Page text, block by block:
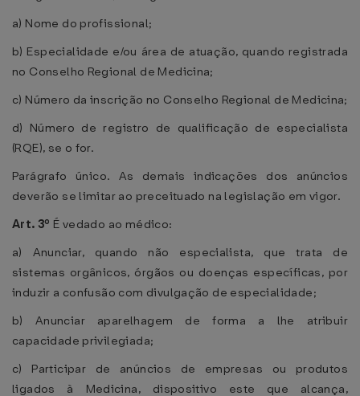
a) Nome do profissional;
b) Especialidade e/ou área de atuação, quando registrada
no Conselho Regional de Medicina;
c) Número da inscrição no Conselho Regional de Medicina;
d) Número de registro de qualificação de especialista
(RQE), se o for.
Parágrafo único. As demais indicações dos anúncios
deverão se limitar ao preceituado na legislação em vigor.
Art. 3º É vedado ao médico:
a) Anunciar, quando não especialista, que trata de
sistemas orgânicos, órgãos ou doenças específicas, por
induzir a confusão com divulgação de especialidade;
b) Anunciar aparelhagem de forma a lhe atribuir
capacidade privilegiada;
c) Participar de anúncios de empresas ou produtos
ligados à Medicina, dispositivo este que alcança,